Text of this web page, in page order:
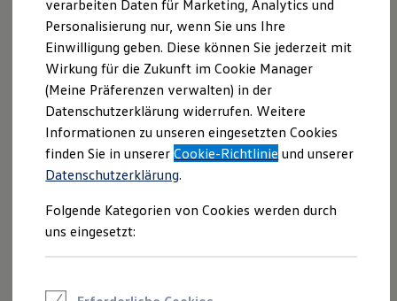
Kombis
Kompaktwagen
Sportwagen
Schnell verfügbare Fahrzeuge
Angebote und Produkte
Aktuelle Angebote
E-Auto-Förderung
Volkswagen Marktplatz
Die ENERGY Sondermodelle
Junge Gebrauchtwagen und Gebrauchtwagen
Volkswagen Zertifizierte Gebrauchtwagen
Elektromobilität bei Gebrauchtwagen
Saisonangebote
Reifenpakete
Leasing
Leasing-Angebote
GmbH | Impressum
& Rechtliches
Hier finden Sie Informationen über uns
(Autohaus Waser GmbH) als
verantwortlichen Anbieter von Inhalten
und Angeboten, die auf dieser Website
speziell aufgeführt sind.
Impressum
verarbeiten Daten für Marketing, Analytics und
Personalisierung nur, wenn Sie uns Ihre
Einwilligung geben. Diese können Sie jederzeit mit
Wirkung für die Zukunft im Cookie Manager
(Meine Präferenzen verwalten) in der
Datenschutzerklärung widerrufen. Weitere
Informationen zu unseren eingesetzten Cookies
finden Sie in unsererCookie-Richtlinie und unserer
Datenschutzerklärung.
Folgende Kategorien von Cookies werden durch
uns eingesetzt: